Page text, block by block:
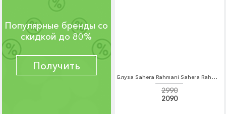
Популярные бренды со
скидкой до 80%
Получить
Блуза Sahera Rahmani Sahera Rahmani MP002XW1AQXL
2990
2090